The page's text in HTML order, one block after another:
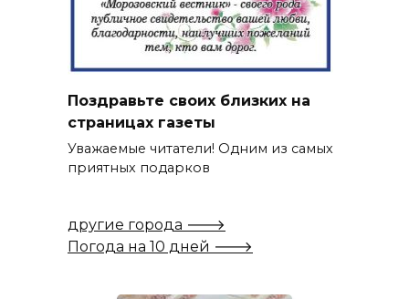
Поздравьте своих близких на
страницах газеты
Уважаемые читатели! Одним из самых
приятных подарков
другие города 🡒
Погода на 10 дней 🡒